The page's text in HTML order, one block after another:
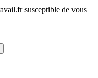
susceptible de vous